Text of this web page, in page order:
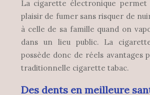
La cigarette électronique
plaisir de fumer sans risquer de
à celle de sa famille quand on
dans un lieu public. La
possède donc de réels avantages
traditionnelle cigarette tabac.
Des dents en meilleure